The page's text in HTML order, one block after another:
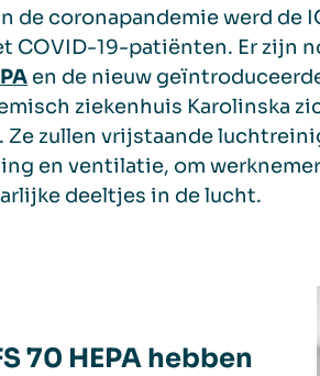
de coronapandemie werd de
COVID-19-patiënten. Er zijn
en de nieuw
ziekenhuis Karolinska
zullen vrijstaande
en ventilatie, om
deeltjes in de lucht.
70 HEPA hebben